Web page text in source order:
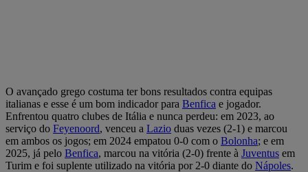
O avançado grego costuma ter bons resultados contra equipas
italianas e esse é um bom indicador para Benfica e jogador.
Enfrentou quatro clubes de Itália e nunca perdeu: em 2023, ao
serviço do Feyenoord, venceu a Lazio duas vezes (2-1) e marcou
em ambos os jogos; em 2024 empatou 0-0 com o Bolonha; e em
2025, já pelo Benfica, marcou na vitória (2-0) frente à Juventus em
Turim e foi suplente utilizado na vitória por 2-0 diante do Nápoles.